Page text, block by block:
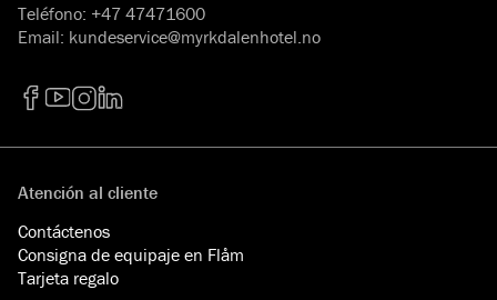
Teléfono: +47 47471600
Email: kundeservice@myrkdalenhotel.no
Atención al cliente
Contáctenos
Consigna de equipaje en Flåm
Tarjeta regalo